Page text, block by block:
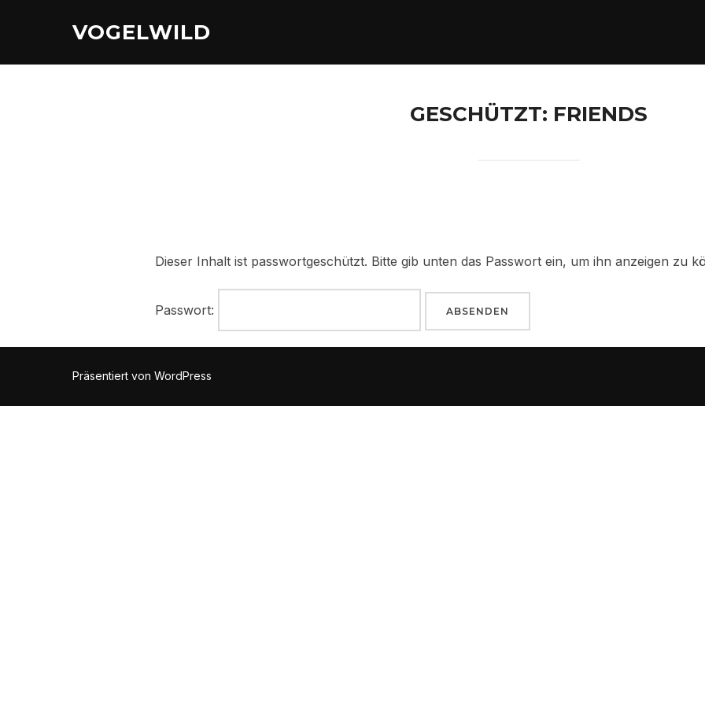
VOGELWILD
GESCHÜTZT: FRIENDS
Dieser Inhalt ist passwortgeschützt. Bitte gib unten das Passwort ein, um ihn anzeigen zu
Passwort:
Präsentiert von WordPress